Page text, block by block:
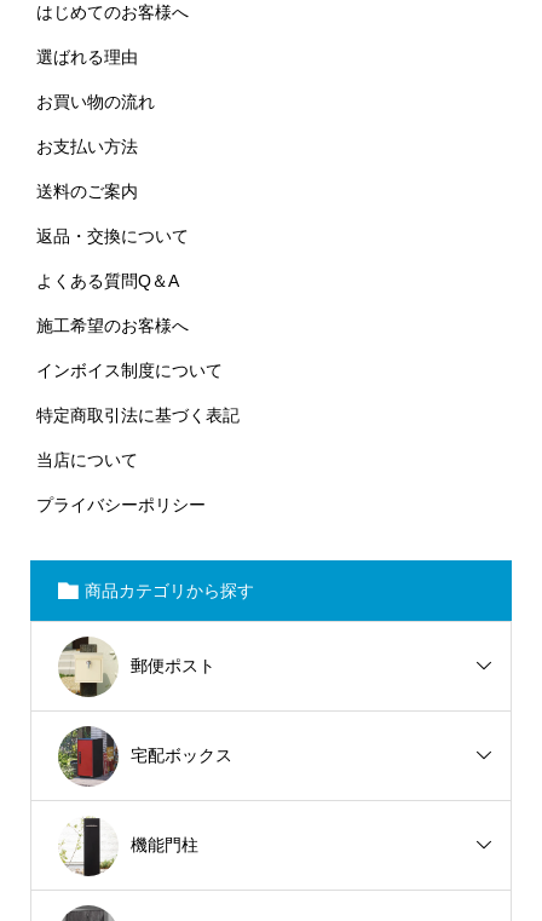
はじめてのお客様へ
選ばれる理由
お買い物の流れ
お支払い方法
送料のご案内
返品・交換について
よくある質問Q＆A
施工希望のお客様へ
インボイス制度について
特定商取引法に基づく表記
当店について
プライバシーポリシー
商品カテゴリから探す
郵便ポスト
宅配ボックス
機能門柱